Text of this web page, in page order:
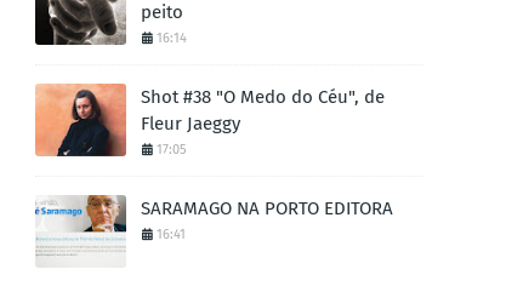
peito
16:14
Shot #38 "O Medo do Céu", de
Fleur Jaeggy
17:05
SARAMAGO NA PORTO EDITORA
16:41